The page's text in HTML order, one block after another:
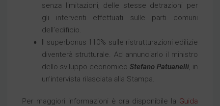
senza limitazioni, delle stesse detrazioni per
gli interventi effettuati sulle parti comuni
dell’edificio.
Il superbonus 110% sulle ristrutturazioni edilizie
diventerà strutturale. Ad annunciarlo il ministro
dello sviluppo economico Stefano Patuanelli, in
un’intervista rilasciata alla Stampa.
Per maggiori informazioni è ora disponibile la Guida